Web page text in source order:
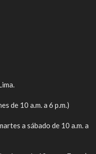
de 10 a.m. a 6 p.m.)
a sábado de 10 a.m. a